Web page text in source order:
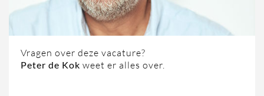
Vragen over deze vacature?
Peter de Kok weet er alles over.